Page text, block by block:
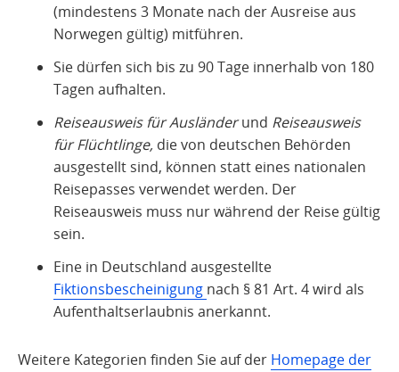
(mindestens 3 Monate nach der Ausreise aus
Norwegen gültig) mitführen.
Sie dürfen sich bis zu 90 Tage innerhalb von 180
Tagen aufhalten.
Reiseausweis für Ausländerund Reiseausweis
für Flüchtlinge, die von deutschen Behörden
ausgestellt sind, können statt eines nationalen
Reisepasses verwendet werden. Der
Reiseausweis muss nur während der Reise gültig
sein.
Eine in Deutschland ausgestellte
Fiktionsbescheinigung nach § 81 Art. 4 wird als
Aufenthaltserlaubnis anerkannt.
Weitere Kategorien finden Sie auf der Homepage der